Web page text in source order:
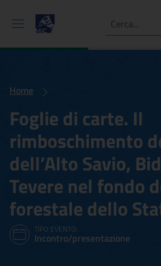
Ricerca
Home
Foglie di carte. Il
rimboschimento
dell’Alto Savio,
Tevere nel fondo
forestale dello
TIPO EVENTO:
Incontro/presentazione